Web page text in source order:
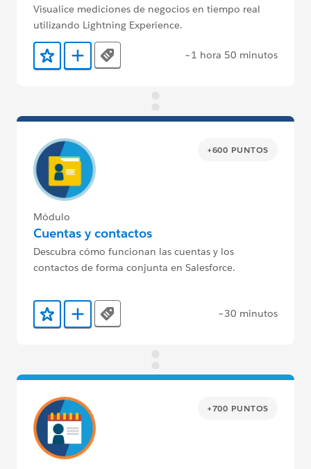
Visualice mediciones de negocios en tiempo real
utilizando Lightning Experience.
Agregar a favoritos
Agregar a Trailmix
Tags ~1 hora 50 minutos
+600 PUNTOS
Módulo
Cuentas y contactos
Descubra cómo funcionan las cuentas y los
contactos de forma conjunta en Salesforce.
Agregar a favoritos
Agregar a Trailmix
Tags ~30 minutos
+700 PUNTOS